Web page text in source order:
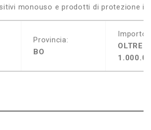
monouso e prodotti di protezione
Provincia:
BO
Importo:
OLTRE